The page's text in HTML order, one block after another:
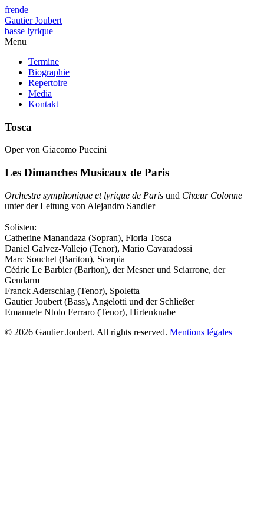
frende
Gautier Joubert
basse lyrique
Menu
Termine
Biographie
Repertoire
Media
Kontakt
Tosca
Oper von Giacomo Puccini
Les Dimanches Musicaux de Paris
Orchestre symphonique et lyrique de Paris und Chœur Colonne
unter der Leitung von Alejandro Sandler
Solisten:
Catherine Manandaza (Sopran), Floria Tosca
Daniel Galvez-Vallejo (Tenor), Mario Cavaradossi
Marc Souchet (Bariton), Scarpia
Cédric Le Barbier (Bariton), der Mesner und Sciarrone, der
Gendarm
Franck Aderschlag (Tenor), Spoletta
Gautier Joubert (Bass), Angelotti und der Schließer
Emanuele Ntolo Ferraro (Tenor), Hirtenknabe
© 2026 Gautier Joubert. All rights reserved. Mentions légales